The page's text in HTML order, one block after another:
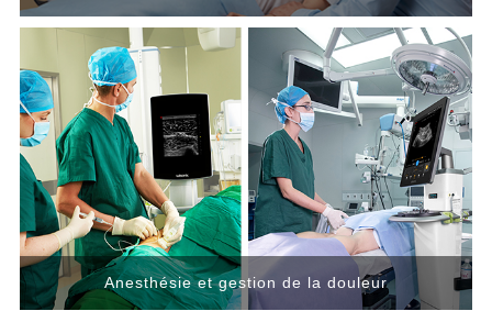
Anesthésie et gestion de la douleur